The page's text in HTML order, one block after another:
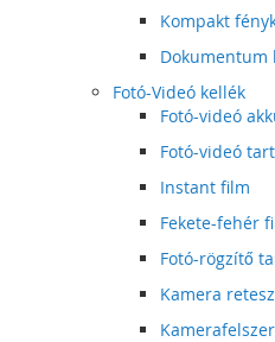
Kompakt
Dokumentum
Fotó-Videó kellék
Fotó-videó
Fotó-videó
Instant film
Fekete-fehér
Fotó-rögzítő
Kamera retesz